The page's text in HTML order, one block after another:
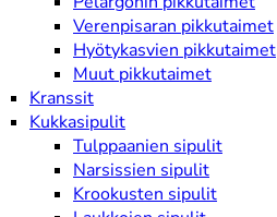
Verenpisaran pikkutaimet
Hyötykasvien pikkutaimet
Muut pikkutaimet
Kranssit
Kukkasipulit
Tulppaanien sipulit
Narsissien sipulit
Krookusten sipulit